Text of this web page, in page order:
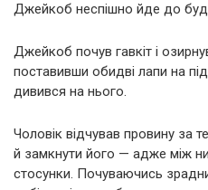
Джейкоб неспішно йде до
Джейкоб почув гавкіт і
поставивши обидві лапи на
дивився на нього.
Чоловік відчував провину за
й замкнути його — адже між
стосунки. Почуваючись